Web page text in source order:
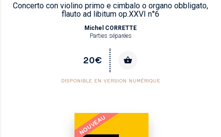
Concerto con violino primo e cimbalo o organo obbligato,
flauto ad libitum op.XXVI n°6
Michel CORRETTE
Parties séparées
20€
DISPONIBLE EN VERSION NUMÉRIQUE
NOUVEAU